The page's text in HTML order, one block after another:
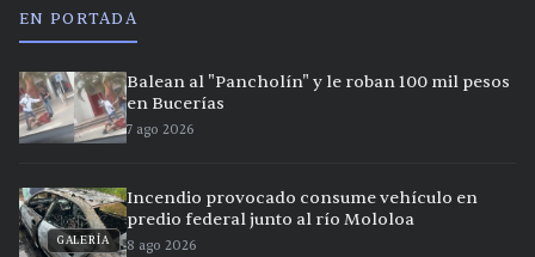
EN PORTADA
Balean al "Pancholín" y le roban 100 mil pesos
en Bucerías
7 ago 2026
GALERÍA
Incendio provocado consume vehículo en
predio federal junto al río Mololoa
8 ago 2026